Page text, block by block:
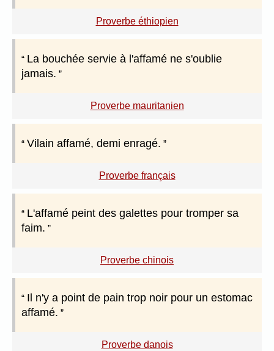
Proverbe éthiopien
La bouchée servie à l'affamé ne s'oublie
jamais.
Proverbe mauritanien
Vilain affamé, demi enragé.
Proverbe français
L'affamé peint des galettes pour tromper sa
faim.
Proverbe chinois
Il n'y a point de pain trop noir pour un estomac
affamé.
Proverbe danois